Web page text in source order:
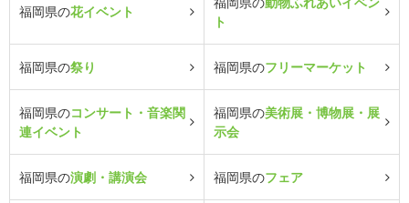
福岡県の花イベント
ト
福岡県の祭り 福岡県のフリーマーケット
福岡県のコンサート・音楽関
連イベント
福岡県の美術展・博物展・展
示会
福岡県の演劇・講演会 福岡県のフェア